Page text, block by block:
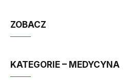
ZOBACZ
KATEGORIE – MEDYCYNA